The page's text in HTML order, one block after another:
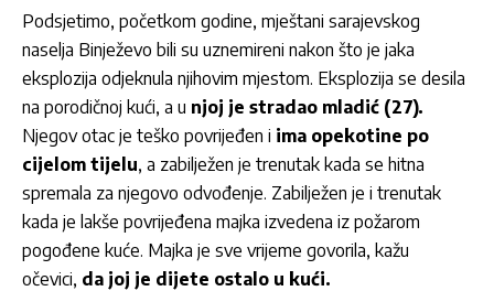
Podsjetimo, početkom godine, mještani sarajevskog
naselja Binježevo bili su uznemireni nakon što je jaka
eksplozija odjeknula njihovim mjestom. Eksplozija se desila
na porodičnoj kući, a u njoj je stradao mladić (27).
Njegov otac je teško povrijeđen i ima opekotine po
cijelom tijelu, a zabilježen je trenutak kada se hitna
spremala za njegovo odvođenje. Zabilježen je i trenutak
kada je lakše povrijeđena majka izvedena iz požarom
pogođene kuće. Majka je sve vrijeme govorila, kažu
očevici, da joj je dijete ostalo u kući.